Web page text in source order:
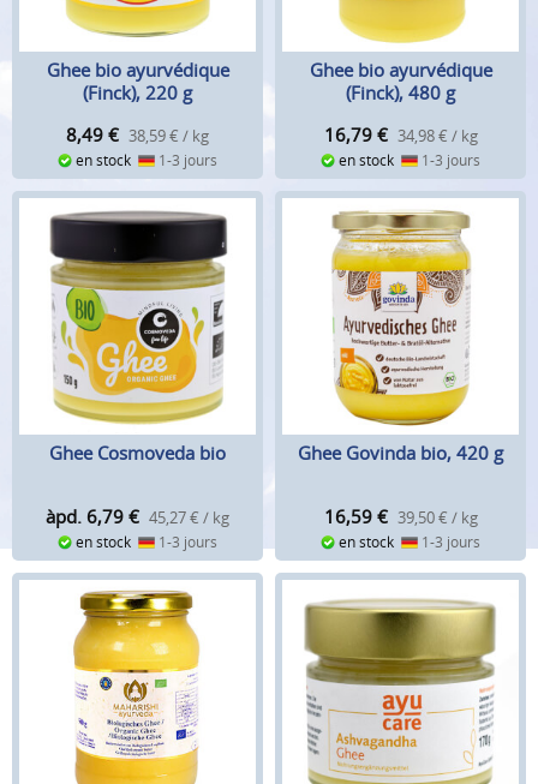
Ghee bio ayurvédique
(Finck), 220 g
8,49 € 38,59 € / kg
en stock 1-3 jours
Ghee bio ayurvédique
(Finck), 480 g
16,79 € 34,98 € / kg
en stock 1-3 jours
Ghee Cosmoveda bio
àpd. 6,79 € 45,27 € / kg
en stock 1-3 jours
Ghee Govinda bio, 420 g
16,59 € 39,50 € / kg
en stock 1-3 jours